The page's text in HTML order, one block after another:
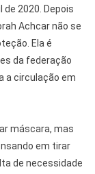
2020. Depois
Achcar não se
Ela é
da federação
a circulação em
máscara, mas
em tirar
de necessidade